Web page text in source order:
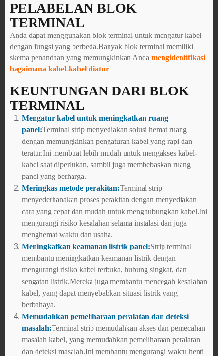
PELABELAN BLOK
TERMINAL
Anda dapat menggunakan blok terminal untuk mengatur kabel
dengan fungsi yang berbeda.Banyak blok terminal memiliki
skema penandaan yang memungkinkan Anda mengidentifikasi
bagaimana kabel-kabel diatur.
KEUNTUNGAN DARI BLOK
TERMINAL
Mengatur kabel untuk meningkatkan ruang
panel:Terminal strip menyediakan solusi hemat ruang
dengan memungkinkan pengaturan kabel yang rapi dan
teratur.Ini membuat lebih mudah untuk mengakses kabel-
kabel saat diperlukan, sambil juga membebaskan ruang
panel yang berharga.
Meringkas metode perakitan:Terminal strip
menyederhanakan proses perakitan dengan menyediakan
cara yang cepat dan mudah untuk menghubungkan kabel.Ini
mengurangi risiko kesalahan selama instalasi dan juga
menghemat waktu dan usaha.
Meningkatkan keamanan listrik panel:Strip terminal
membantu meningkatkan keamanan listrik dengan
mengurangi risiko kabel terbuka, hubung singkat, dan
sengatan listrik.Mereka juga membantu mencegah kesalahan
kabel, yang dapat menyebabkan situasi listrik yang
berbahaya.
Memudahkan pemeliharaan peralatan dan deteksi
masalah:Terminal strip memudahkan akses dan pemecahan
masalah kabel, yang memudahkan pemeliharaan peralatan
dan deteksi masalah.Ini membantu mengurangi waktu henti